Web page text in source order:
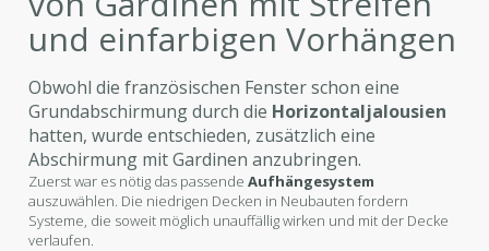
und einfarbigen Vorhängen
Obwohl die französischen Fenster schon eine
Grundabschirmung durch die Horizontaljalousien
hatten, wurde entschieden, zusätzlich eine
Abschirmung mit Gardinen anzubringen.
Zuerst war es nötig das passendeAufhängesystem
auszuwählen. Die niedrigen Decken in Neubauten fordern
Systeme, die soweit möglich unauffällig wirken und mit der Decke
verlaufen.